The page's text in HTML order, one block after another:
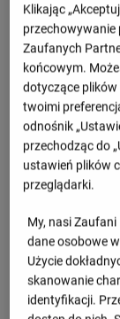
Liga
Czwartek
Klikając
przechowywanie
Zaufanych
końcowym.
dotyczące plików
twoimi
odnośnik
przechodząc do
ustawień plików
przeglądarki.
My, nasi
dane osobowe
Użycie
skanowanie
identyfikacji.